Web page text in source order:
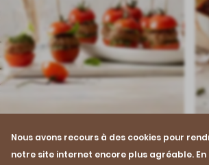
Nous avons recours à des cookies pour
notre site internet encore plus agréable.
Recette